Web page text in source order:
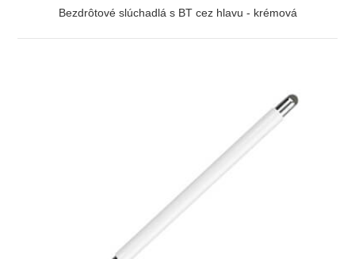
Bezdrôtové slúchadlá s BT cez hlavu - krémová